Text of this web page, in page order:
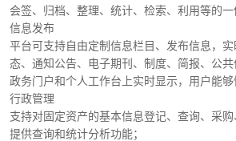
会签、归档、整理、统计、检索、利用等的一
信息发布
平台可支持自由定制信息栏目、发布信息，
态、通知公告、电子期刊、制度、简报、公
政务门户和个人工作台上实时显示，用户能够
行政管理
支持对固定资产的基本信息登记、查询、采购
提供查询和统计分析功能；